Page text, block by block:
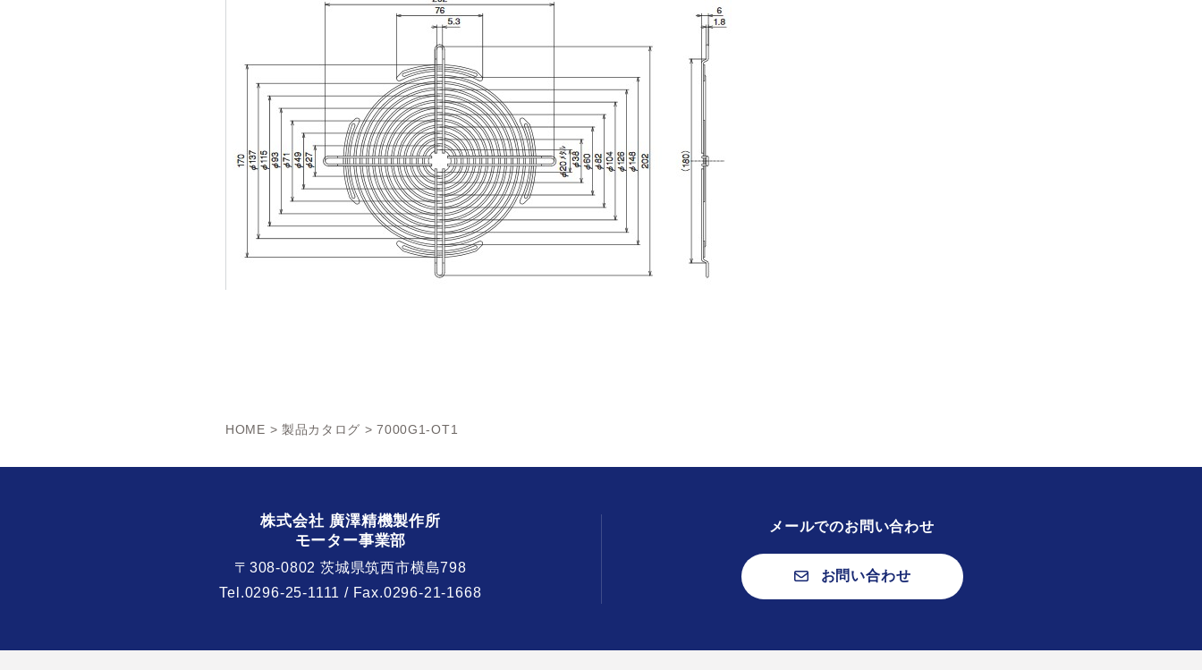
HOME > 製品カタログ > 7000G1-OT1
メールでのお問い合わせ
お問い合わせ
株式会社 廣澤精機製作所
モーター事業部
〒308-0802 茨城県筑西市横島798
Tel.0296-25-1111 / Fax.0296-21-1668